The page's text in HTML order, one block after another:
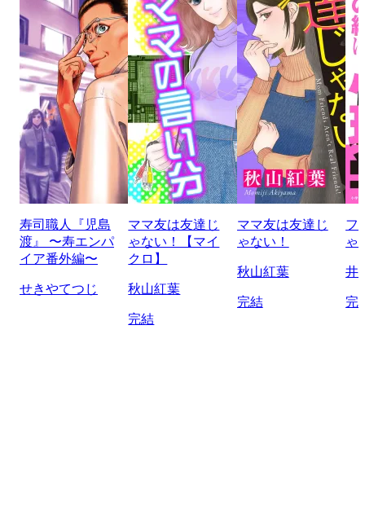
寿司職人『児島
渡』 〜寿エンパ
イア番外編〜
せきやてつじ
ママ友は友達じ
ゃない！【マイ
クロ】
秋山紅葉
完結
ママ友は友達じ
ゃない！
秋山紅葉
完結
フ
ゃ
井
完